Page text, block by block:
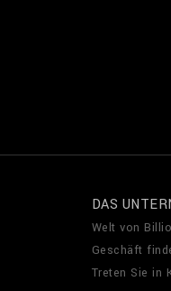
DAS
Welt von
Geschäft
Treten Sie in